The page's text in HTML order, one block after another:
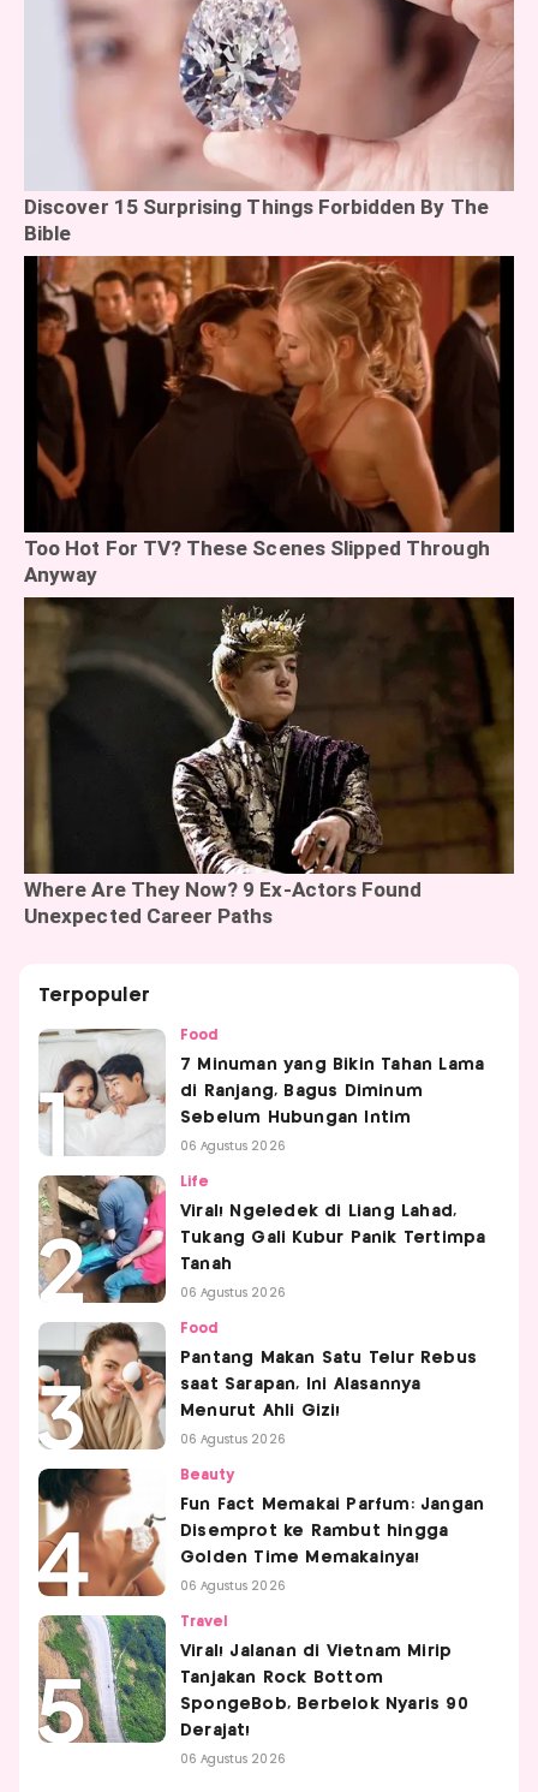
Terpopuler
Food
7 Minuman yang Bikin Tahan Lama
di Ranjang, Bagus Diminum
Sebelum Hubungan Intim
06 Agustus 2026
Life
Viral! Ngeledek di Liang Lahad,
Tukang Gali Kubur Panik Tertimpa
Tanah
06 Agustus 2026
Food
Pantang Makan Satu Telur Rebus
saat Sarapan, Ini Alasannya
Menurut Ahli Gizi!
06 Agustus 2026
Beauty
Fun Fact Memakai Parfum: Jangan
Disemprot ke Rambut hingga
Golden Time Memakainya!
06 Agustus 2026
Travel
Viral! Jalanan di Vietnam Mirip
Tanjakan Rock Bottom
SpongeBob, Berbelok Nyaris 90
Derajat!
06 Agustus 2026